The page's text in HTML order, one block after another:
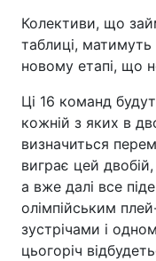
Колективи, що
таблиці,
новому етапі, що
Ці 16 команд
кожній з яких в
визначиться
виграє цей
а вже далі все
олімпійським
зустрічами і
цьогоріч